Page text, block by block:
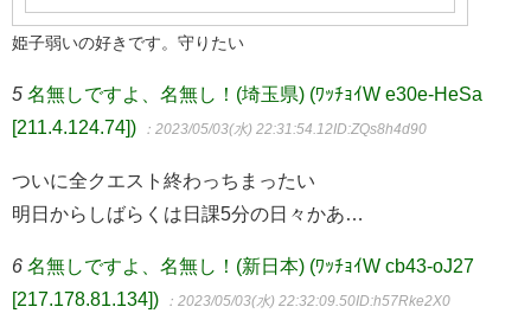
姫子弱いの好きです。守りたい
5 名無しですよ、名無し！(埼玉県) (ﾜｯﾁｮｲW e30e-HeSa
[211.4.124.74])
：2023/05/03(水) 22:31:54.12ID:ZQs8h4d90
ついに全クエスト終わっちまったい
明日からしばらくは日課5分の日々かあ…
6 名無しですよ、名無し！(新日本) (ﾜｯﾁｮｲW cb43-oJ27
[217.178.81.134])
：2023/05/03(水) 22:32:09.50ID:h57Rke2X0